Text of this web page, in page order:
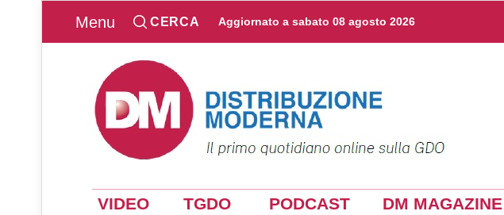
Menu CERCA Aggiornato a sabato 08 agosto 2026
VIDEO TGDO PODCAST DM MAGAZINE